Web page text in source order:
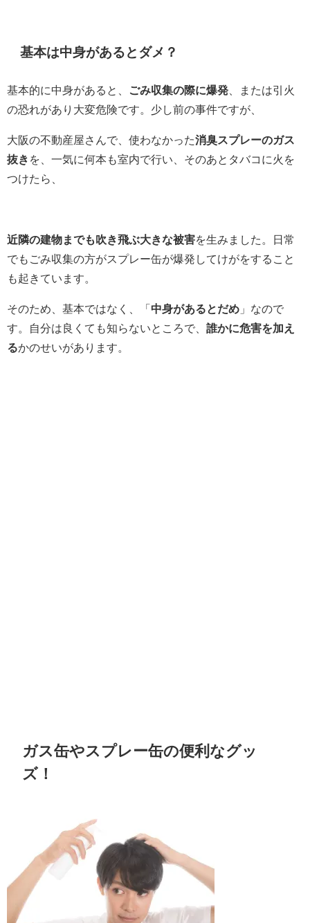
基本は中身があるとダメ？
基本的に中身があると、 ごみ収集の際に爆発 、または引火
の恐れがあり大変危険です。少し前の事件ですが、
大阪の不動産屋さんで、使わなかった消臭スプレーのガス
抜き を、一気に何本も室内で行い、そのあとタバコに火を
つけたら、
近隣の建物までも吹き飛ぶ大きな被害を生みました。日常
でもごみ収集の方がスプレー缶が爆発してけがをすること
も起きています。
そのため、基本ではなく、「 中身があるとだめ 」なので
す。自分は良くても知らないところで、 誰かに危害を加え
るかのせいがあります。
ガス缶やスプレー缶の便利なグッ
ズ！